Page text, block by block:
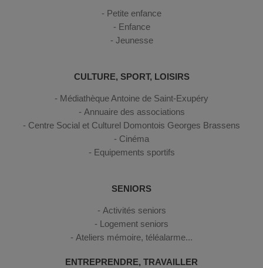
Petite enfance
Enfance
Jeunesse
CULTURE, SPORT, LOISIRS
Médiathèque Antoine de Saint-Exupéry
Annuaire des associations
Centre Social et Culturel Domontois Georges Brassens
Cinéma
Equipements sportifs
SENIORS
Activités seniors
Logement seniors
Ateliers mémoire, téléalarme...
ENTREPRENDRE, TRAVAILLER